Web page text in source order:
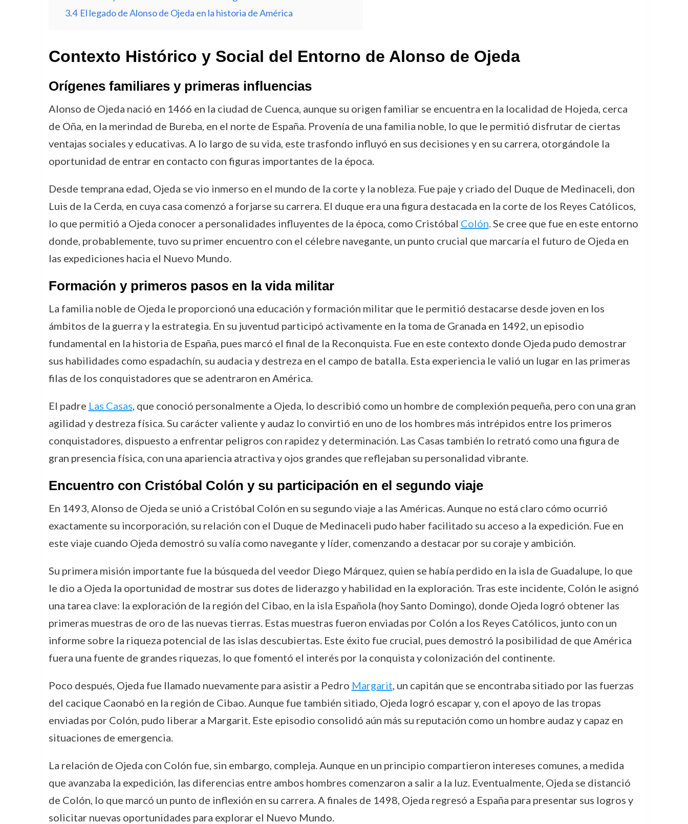
3.4 El legado de Alonso de Ojeda en la historia de América
Contexto Histórico y Social del Entorno de Alonso de Ojeda
Orígenes familiares y primeras influencias
Alonso de Ojeda nació en 1466 en la ciudad de Cuenca, aunque su origen familiar se encuentra en la localidad de Hojeda, cerca
de Oña, en la merindad de Bureba, en el norte de España. Provenía de una familia noble, lo que le permitió disfrutar de ciertas
ventajas sociales y educativas. A lo largo de su vida, este trasfondo influyó en sus decisiones y en su carrera, otorgándole la
oportunidad de entrar en contacto con figuras importantes de la época.
Desde temprana edad, Ojeda se vio inmerso en el mundo de la corte y la nobleza. Fue paje y criado del Duque de Medinaceli, don
Luis de la Cerda, en cuya casa comenzó a forjarse su carrera. El duque era una figura destacada en la corte de los Reyes Católicos,
lo que permitió a Ojeda conocer a personalidades influyentes de la época, como Cristóbal Colón. Se cree que fue en este entorno
donde, probablemente, tuvo su primer encuentro con el célebre navegante, un punto crucial que marcaría el futuro de Ojeda en
las expediciones hacia el Nuevo Mundo.
Formación y primeros pasos en la vida militar
La familia noble de Ojeda le proporcionó una educación y formación militar que le permitió destacarse desde joven en los
ámbitos de la guerra y la estrategia. En su juventud participó activamente en la toma de Granada en 1492, un episodio
fundamental en la historia de España, pues marcó el final de la Reconquista. Fue en este contexto donde Ojeda pudo demostrar
sus habilidades como espadachín, su audacia y destreza en el campo de batalla. Esta experiencia le valió un lugar en las primeras
filas de los conquistadores que se adentraron en América.
El padre Las Casas, que conoció personalmente a Ojeda, lo describió como un hombre de complexión pequeña, pero con una gran
agilidad y destreza física. Su carácter valiente y audaz lo convirtió en uno de los hombres más intrépidos entre los primeros
conquistadores, dispuesto a enfrentar peligros con rapidez y determinación. Las Casas también lo retrató como una figura de
gran presencia física, con una apariencia atractiva y ojos grandes que reflejaban su personalidad vibrante.
Encuentro con Cristóbal Colón y su participación en el segundo viaje
En 1493, Alonso de Ojeda se unió a Cristóbal Colón en su segundo viaje a las Américas. Aunque no está claro cómo ocurrió
exactamente su incorporación, su relación con el Duque de Medinaceli pudo haber facilitado su acceso a la expedición. Fue en
este viaje cuando Ojeda demostró su valía como navegante y líder, comenzando a destacar por su coraje y ambición.
Su primera misión importante fue la búsqueda del veedor Diego Márquez, quien se había perdido en la isla de Guadalupe, lo que
le dio a Ojeda la oportunidad de mostrar sus dotes de liderazgo y habilidad en la exploración. Tras este incidente, Colón le asignó
una tarea clave: la exploración de la región del Cibao, en la isla Española (hoy Santo Domingo), donde Ojeda logró obtener las
primeras muestras de oro de las nuevas tierras. Estas muestras fueron enviadas por Colón a los Reyes Católicos, junto con un
informe sobre la riqueza potencial de las islas descubiertas. Este éxito fue crucial, pues demostró la posibilidad de que América
fuera una fuente de grandes riquezas, lo que fomentó el interés por la conquista y colonización del continente.
Poco después, Ojeda fue llamado nuevamente para asistir a Pedro Margarit, un capitán que se encontraba sitiado por las fuerzas
del cacique Caonabó en la región de Cibao. Aunque fue también sitiado, Ojeda logró escapar y, con el apoyo de las tropas
enviadas por Colón, pudo liberar a Margarit. Este episodio consolidó aún más su reputación como un hombre audaz y capaz en
situaciones de emergencia.
La relación de Ojeda con Colón fue, sin embargo, compleja. Aunque en un principio compartieron intereses comunes, a medida
que avanzaba la expedición, las diferencias entre ambos hombres comenzaron a salir a la luz. Eventualmente, Ojeda se distanció
de Colón, lo que marcó un punto de inflexión en su carrera. A finales de 1498, Ojeda regresó a España para presentar sus logros y
solicitar nuevas oportunidades para explorar el Nuevo Mundo.